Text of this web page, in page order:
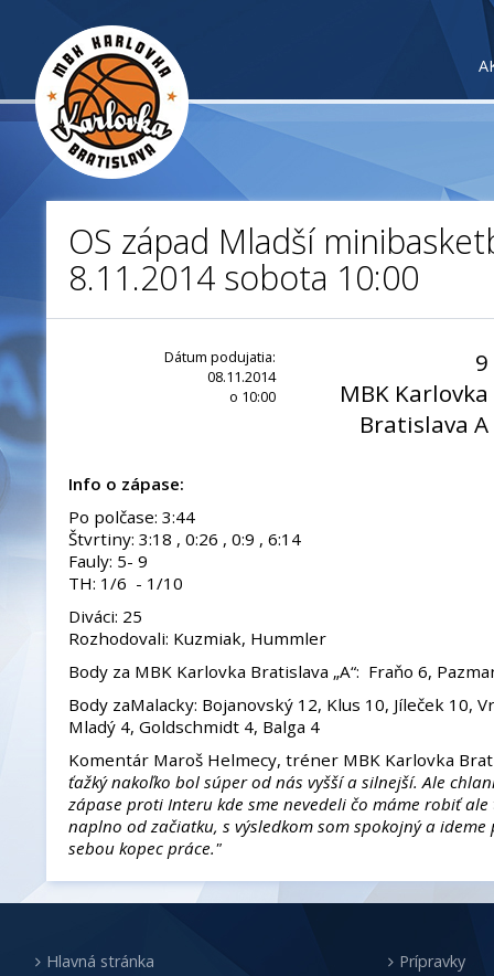
OS západ Mladší
8.11.2014 sobota 10:00
Dátum podujatia:
08.11.2014
o 10:00
9
MBK Karlovka
Bratislava A
Info o zápase:
Po polčase: 3:44
Štvrtiny: 3:18 , 0:26 , 0:9 , 6:14
Fauly: 5- 9
TH: 1/6 - 1/10
Diváci: 25
Rozhodovali: Kuzmiak, Hummler
Body za MBK Karlovka Bratislava „A“: Fraňo 6,
Body zaMalacky: Bojanovský 12, Klus 10, Jíleček 10,
Mladý 4, Goldschmidt 4, Balga 4
Komentár Maroš Helmecy, tréner MBK Karlovka
ťažký nakoľko bol súper od nás vyšší a silnejší. Ale
zápase proti Interu kde sme nevedeli čo máme robiť
naplno od začiatku, s výsledkom som spokojný a
sebou kopec práce."
Hlavná stránka
Prípravky